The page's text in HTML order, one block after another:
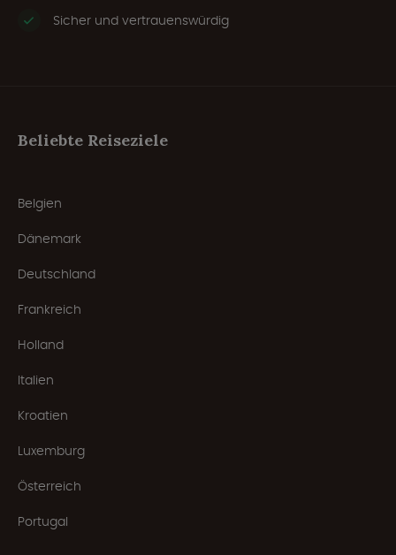
Sicher und vertrauenswürdig
Beliebte Reiseziele
Belgien
Dänemark
Deutschland
Frankreich
Holland
Italien
Kroatien
Luxemburg
Österreich
Portugal